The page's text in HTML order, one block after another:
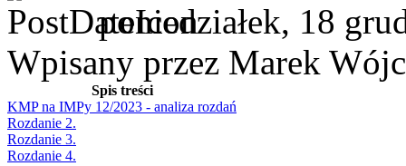
poniedziałek, 18
Wpisany przez Marek
Spis treści
KMP na IMPy 12/2023 - analiza rozdań
Rozdanie 2.
Rozdanie 3.
Rozdanie 4.